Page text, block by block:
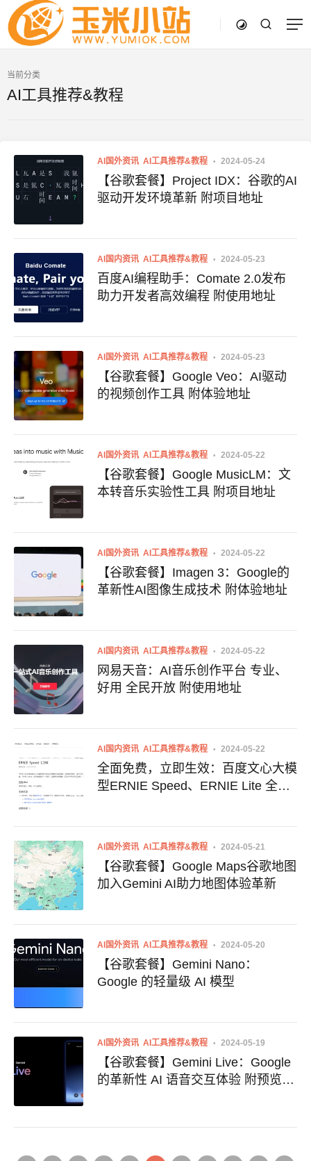
当前分类
AI工具推荐&教程
AI国外资讯 AI工具推荐&教程 2024-05-24
【谷歌套餐】Project IDX：谷歌的AI
驱动开发环境革新 附项目地址
AI国内资讯 AI工具推荐&教程 2024-05-23
百度AI编程助手：Comate 2.0发布
助力开发者高效编程 附使用地址
AI国外资讯 AI工具推荐&教程 2024-05-23
【谷歌套餐】Google Veo：AI驱动
的视频创作工具 附体验地址
AI国外资讯 AI工具推荐&教程 2024-05-22
【谷歌套餐】Google MusicLM：文
本转音乐实验性工具 附项目地址
AI国外资讯 AI工具推荐&教程 2024-05-22
【谷歌套餐】Imagen 3：Google的
革新性AI图像生成技术 附体验地址
AI国内资讯 AI工具推荐&教程 2024-05-22
网易天音：AI音乐创作平台 专业、
好用 全民开放 附使用地址
AI国内资讯 AI工具推荐&教程 2024-05-22
全面免费，立即生效：百度文心大模
型ERNIE Speed、ERNIE Lite 全面
AI国外资讯 AI工具推荐&教程 2024-05-21
【谷歌套餐】Google Maps谷歌地图
加入Gemini AI助力地图体验革新
AI国外资讯 AI工具推荐&教程 2024-05-20
【谷歌套餐】Gemini Nano：
Google 的轻量级 AI 模型
AI国外资讯 AI工具推荐&教程 2024-05-19
【谷歌套餐】Gemini Live：Google
的革新性 AI 语音交互体验 附预览地